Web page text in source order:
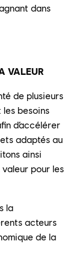
dans
VALEUR
de plusieurs
les besoins
d’accélérer
adaptés au
ainsi
pour les
la
acteurs
de la